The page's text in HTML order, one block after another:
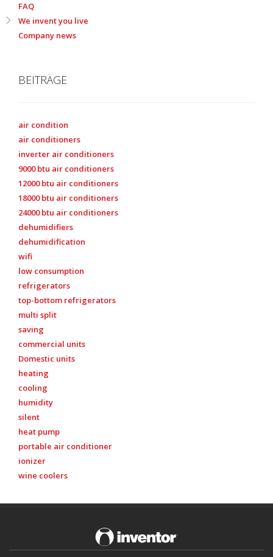
FAQ
We invent you live
Company news
BEITRÄGE
air condition
air conditioners
inverter air conditioners
9000 btu air conditioners
12000 btu air conditioners
18000 btu air conditioners
24000 btu air conditioners
dehumidifiers
dehumidification
wifi
low consumption
refrigerators
top-bottom refrigerators
multi split
saving
commercial units
Domestic units
heating
cooling
humidity
silent
heat pump
portable air conditioner
ionizer
wine coolers